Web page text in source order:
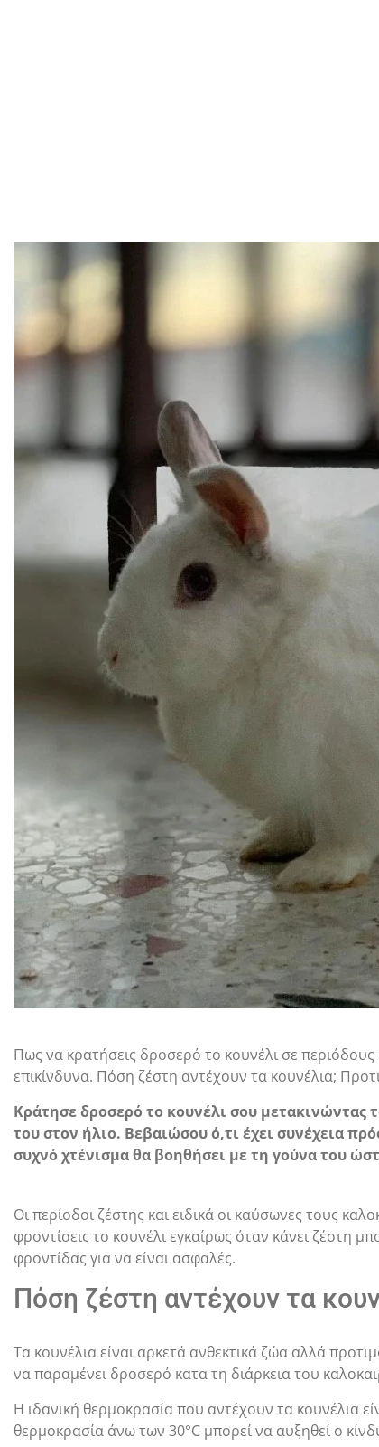
Πως να κρατήσεις δροσερό το κουνέλι σε
επικίνδυνα. Πόση ζέστη αντέχουν τα κουνέλια;
Κράτησε δροσερό το κουνέλι σου μετακινώντας
του στον ήλιο. Βεβαιώσου ό,τι έχει συνέχεια
συχνό χτένισμα θα βοηθήσει με τη γούνα του
Οι περίοδοι ζέστης και ειδικά οι καύσωνες τους
φροντίσεις το κουνέλι εγκαίρως όταν κάνει ζέστη
φροντίδας για να είναι ασφαλές.
Πόση ζέστη αντέχουν τα
Τα κουνέλια είναι αρκετά ανθεκτικά ζώα αλλά
να παραμένει δροσερό κατα τη διάρκεια του
Η ιδανική θερμοκρασία που αντέχουν τα κουνέλια
θερμοκρασία άνω των 30°C μπορεί να αυξηθεί ο